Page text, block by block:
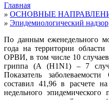
Главная
» ОСНОВНЫЕ
» Эпидемиологический надзор
По данным еженедельного
года на территории области
ОРВИ, в том числе 10
гриппа (А (H1N1) – 7
Показатель
составил 41,96 в расчете
недельного